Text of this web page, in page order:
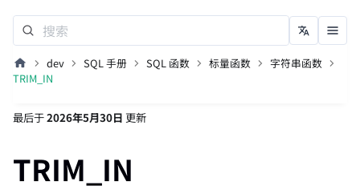
dev SQL 手册 SQL 函数 标量函数
字符串函数
TRIM_IN
最后于2026年5月30日 更新
TRIM_IN